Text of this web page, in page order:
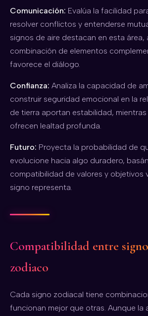
Comunicación: Evalúa la facilidad
resolver conflictos y entenderse
signos de aire destacan en esta área,
combinación de elementos
favorece el diálogo.
Confianza: Analiza la capacidad de
construir seguridad emocional en la
de tierra aportan estabilidad,
ofrecen lealtad profunda.
Futuro: Proyecta la probabilidad de
evolucione hacia algo duradero,
compatibilidad de valores y objetivos
signo representa.
Compatibilidad entre
zodiaco
Cada signo zodiacal tiene
funcionan mejor que otras. Aunque la